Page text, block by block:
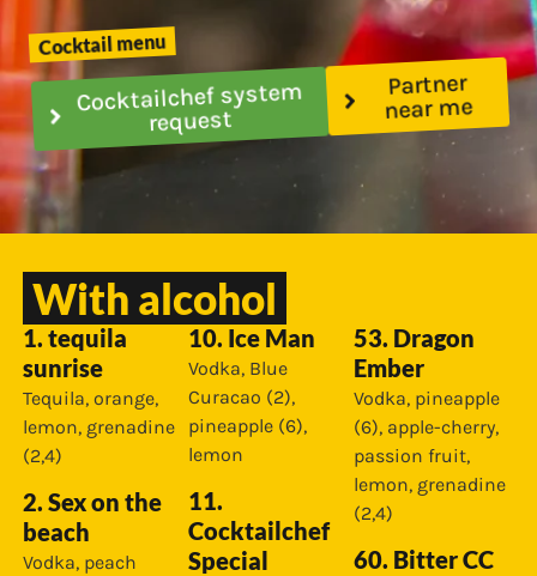
Cocktail menu
Cocktailchef system
request
Partner
near me
With alcohol
1. tequila
sunrise
Tequila, orange,
lemon, grenadine
(2,4)
2. Sex on the
beach
Vodka, peach
10. Ice Man
Vodka, Blue
Curacao (2),
pineapple (6),
lemon
11.
Cocktailchef
Special
53. Dragon
Ember
Vodka, pineapple
(6), apple-cherry,
passion fruit,
lemon, grenadine
(2,4)
60. Bitter CC